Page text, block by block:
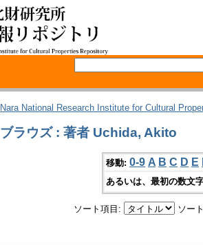
Nara National Research Institute for Cultural
ブラウズ : 著者 Uchida, Akito
移動: 0-9 A B C D E
あるいは、最初の数文
ソート項目: ソー